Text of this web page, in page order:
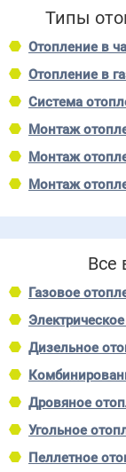
Типы
Отопление в
Отопление в
Система
Монтаж
Монтаж
Монтаж
Все
Газовое
Дизельное
Дровяное
Угольное
Пеллетное